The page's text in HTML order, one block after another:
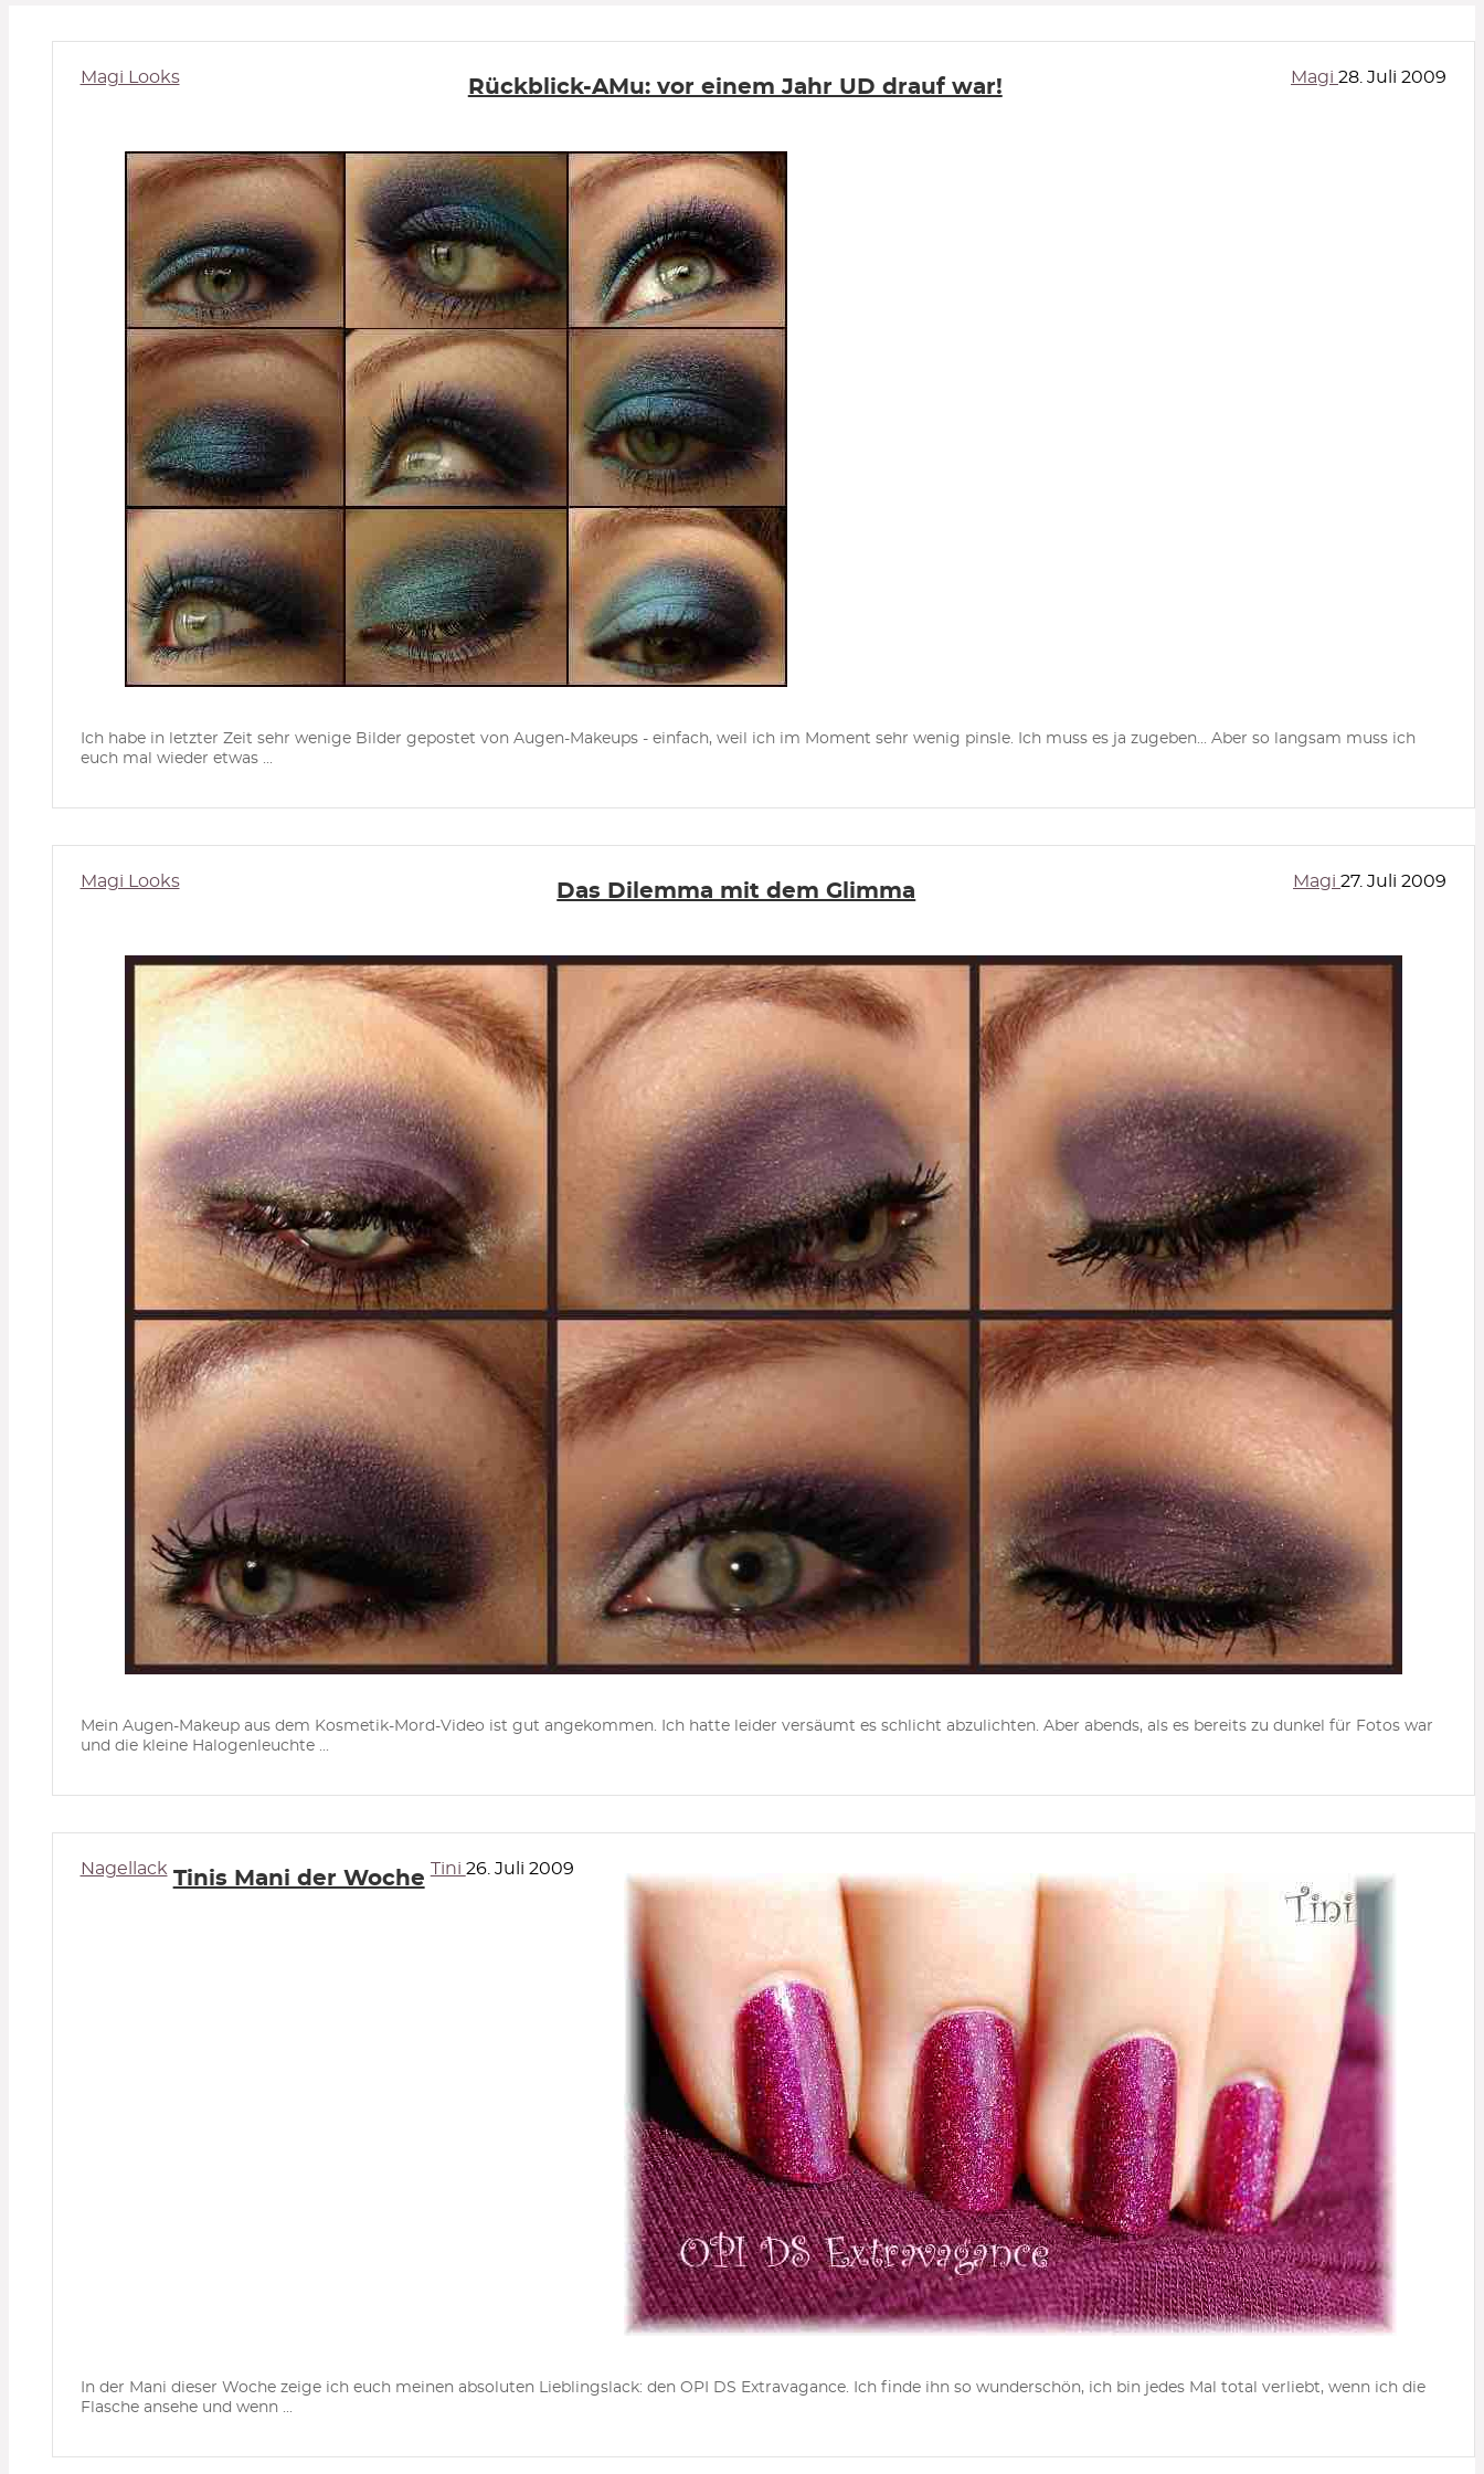
Magi Looks Rückblick-AMu: vor einem Jahr UD drauf war! Magi 28. Juli 2009
Ich habe in letzter Zeit sehr wenige Bilder gepostet von Augen-Makeups - einfach, weil ich im Moment sehr wenig pinsle. Ich muss es ja zugeben... Aber so langsam muss ich
euch mal wieder etwas ...
Magi Looks Das Dilemma mit dem Glimma Magi 27. Juli 2009
Mein Augen-Makeup aus dem Kosmetik-Mord-Video ist gut angekommen. Ich hatte leider versäumt es schlicht abzulichten. Aber abends, als es bereits zu dunkel für Fotos war
und die kleine Halogenleuchte ...
Nagellack Tinis Mani der Woche Tini 26. Juli 2009
In der Mani dieser Woche zeige ich euch meinen absoluten Lieblingslack: den OPI DS Extravagance. Ich finde ihn so wunderschön, ich bin jedes Mal total verliebt, wenn ich die
Flasche ansehe und wenn ...